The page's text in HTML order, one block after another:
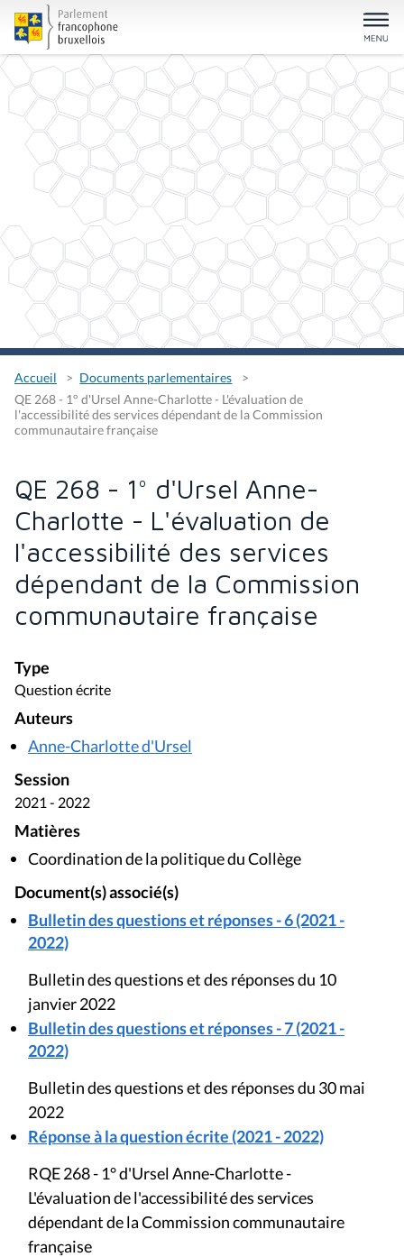
Accueil
Documents parlementaires
QE 268 - 1° d'Ursel Anne-Charlotte - L'évaluation de
l'accessibilité des services dépendant de la Commission
communautaire française
QE 268 - 1° d'Ursel Anne-
Charlotte - L'évaluation de
l'accessibilité des services
dépendant de la Commission
communautaire française
Type
Question écrite
Auteurs
Anne-Charlotte d'Ursel
Session
2021 - 2022
Matières
Coordination de la politique du Collège
Document(s) associé(s)
Bulletin des questions et réponses - 6 (2021 -
2022)
Bulletin des questions et des réponses du 10
janvier 2022
Bulletin des questions et réponses - 7 (2021 -
2022)
Bulletin des questions et des réponses du 30 mai
2022
Réponse à la question écrite (2021 - 2022)
RQE 268 - 1° d'Ursel Anne-Charlotte -
L'évaluation de l'accessibilité des services
dépendant de la Commission communautaire
française